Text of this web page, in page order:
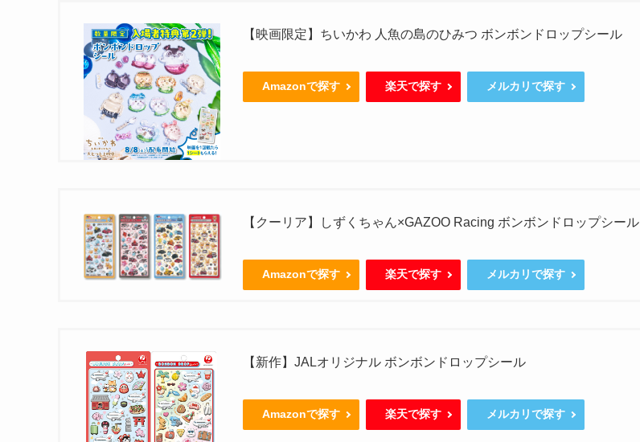
【映画限定】ちいかわ 人魚の島のひみつ ボンボンドロップシール
Amazonで探す 楽天で探す メルカリで探す
【クーリア】しずくちゃん×GAZOO Racing ボンボンドロップシール
Amazonで探す 楽天で探す メルカリで探す
【新作】JALオリジナル ボンボンドロップシール
Amazonで探す 楽天で探す メルカリで探す